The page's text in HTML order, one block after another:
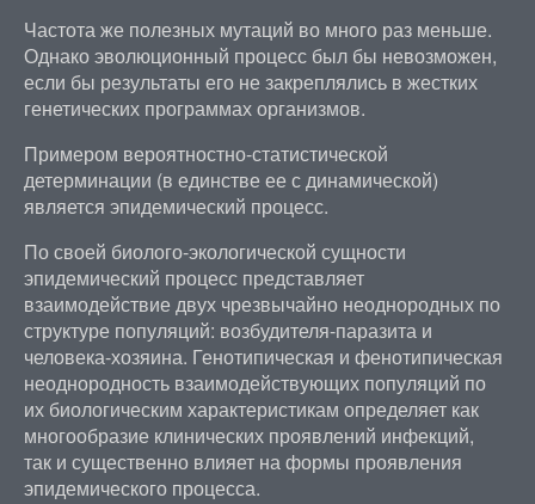
Частота же полезных мутаций во много раз меньше.
Однако эволюционный процесс был бы невозможен,
если бы результаты его не закреплялись в жестких
генетических программах организмов.
Примером вероятностно-статистической
детерминации (в единстве ее с динамической)
является эпидемический процесс.
По своей биолого-экологической сущности
эпидемический процесс представляет
взаимодействие двух чрезвычайно неоднородных по
структуре популяций: возбудителя-паразита и
человека-хозяина. Генотипическая и фенотипическая
неоднородность взаимодействующих популяций по
их биологическим характеристикам определяет как
многообразие клинических проявлений инфекций,
так и существенно влияет на формы проявления
эпидемического процесса.